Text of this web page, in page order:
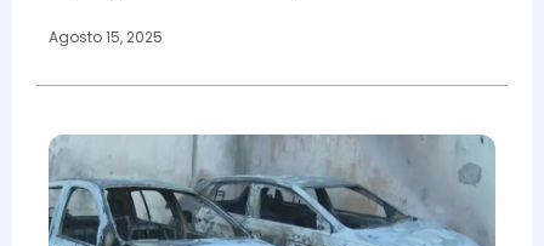
Agosto 15, 2025